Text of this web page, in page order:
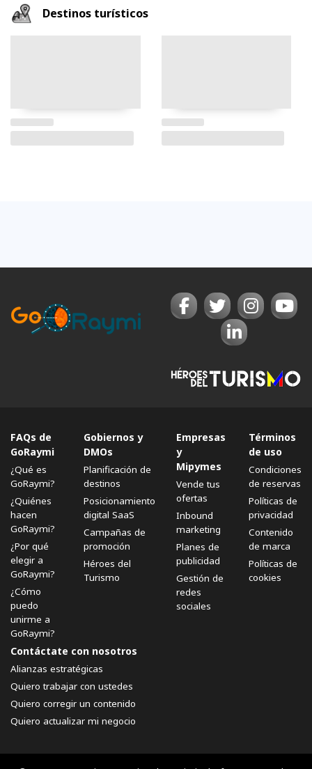
Destinos turísticos
FAQs de
GoRaymi
¿Qué es
GoRaymi?
¿Quiénes
hacen
GoRaymi?
¿Por qué
elegir a
GoRaymi?
¿Cómo
puedo
unirme a
GoRaymi?
Gobiernos y
DMOs
Planificación de
destinos
Posicionamiento
digital SaaS
Campañas de
promoción
Héroes del
Turismo
Empresas
y
Mipymes
Vende tus
ofertas
Inbound
marketing
Planes de
publicidad
Gestión de
redes
sociales
Términos
de uso
Condiciones
de reservas
Políticas de
privacidad
Contenido
de marca
Políticas de
cookies
Contáctate con nosotros
Alianzas estratégicas
Quiero trabajar con ustedes
Quiero corregir un contenido
Quiero actualizar mi negocio